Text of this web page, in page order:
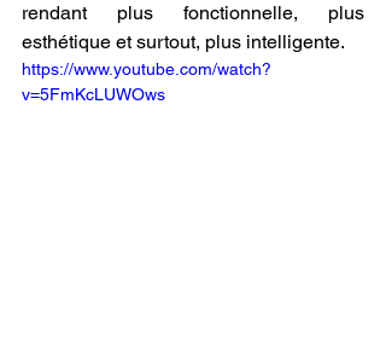
rendant plus fonctionnelle, plus
esthétique et surtout, plus intelligente.
https://www.youtube.com/watch?
v=5FmKcLUWOws